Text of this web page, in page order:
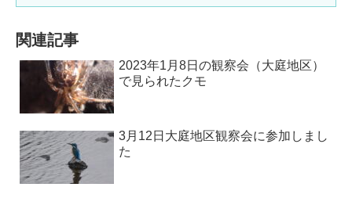
関連記事
2023年1月8日の観察会（大庭地区）
で見られたクモ
3月12日大庭地区観察会に参加しまし
た